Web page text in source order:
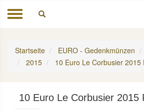
Toggle
Startseite EURO - Gedenkmünzen
2015
10 Euro Le Corbusier 2015
10 Euro Le Corbusier 2015